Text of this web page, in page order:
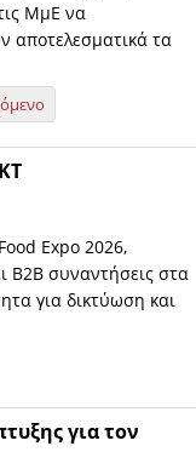
ΜμΕ να
αποτελεσματικά τα
Expo 2026,
Β2Β συναντήσεις στα
για δικτύωση και
για τον